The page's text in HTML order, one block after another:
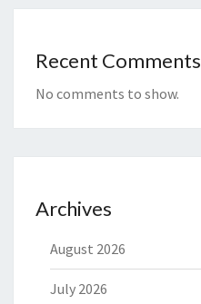
Recent Comments
No comments to show.
Archives
August 2026
July 2026